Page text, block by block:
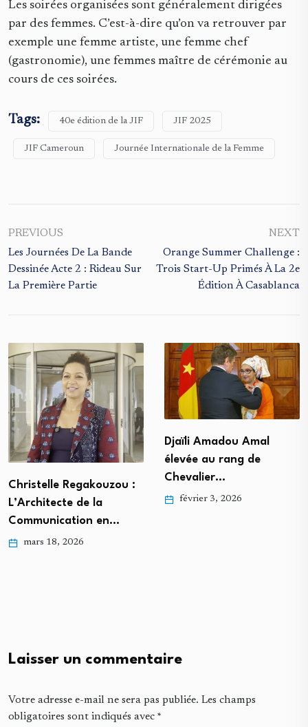
Les soirées organisées sont généralement dirigées
par des femmes. C’est-à-dire qu’on va retrouver par
exemple une femme artiste, une femme chef
(gastronomie), une femmes maître de cérémonie au
cours de ces soirées.
Tags: 40e édition de la JIF JIF 2025
JIF Cameroun Journée Internationale de la Femme
PREVIOUS
Les Journées De La Bande
Dessinée Acte 2 : Rideau Sur
La Première Partie
NEXT
Orange Summer Challenge :
Trois Start-Up Primés À La 2e
Édition À Casablanca
Christelle Regakouzou :
L’Architecte de la
Communication en…
mars 18, 2026
Djaïli Amadou Amal
élevée au rang de
Chevalier…
février 3, 2026
Laisser un commentaire
Votre adresse e-mail ne sera pas publiée. Les champs
obligatoires sont indiqués avec *